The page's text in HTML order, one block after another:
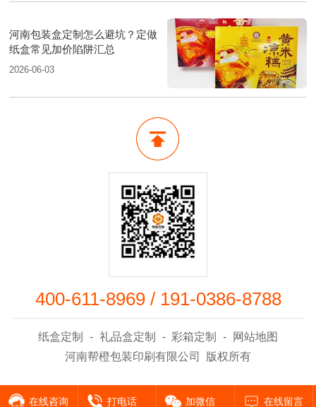
河南包装盒定制怎么避坑？定做
纸盒常见加价陷阱汇总
2026-06-03
400-611-8969/ 191-0386-8788
纸盒定制 - 礼品盒定制 - 彩箱定制 - 网站地图
河南帮橙包装印刷有限公司 版权所有
在线咨询 打电话 加微信 在线留言